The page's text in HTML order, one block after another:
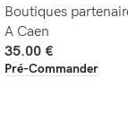
Boutiques
A Caen
35.00 €
Pré-Commander